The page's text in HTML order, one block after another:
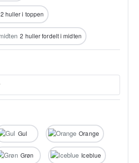
2 huller i toppen
2 huller fordelt i midten
Gul Orange
Grøn Iceblue